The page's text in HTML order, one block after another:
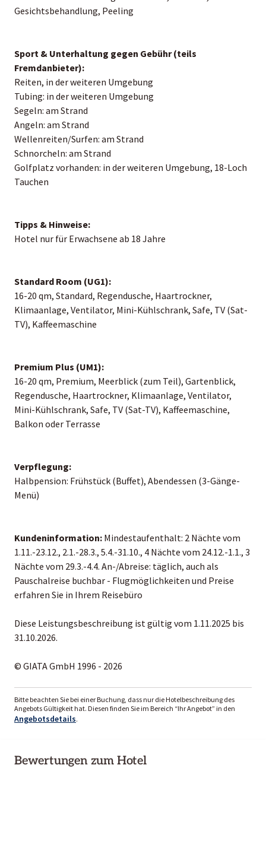
Gesichtsbehandlung, Peeling
Sport & Unterhaltung gegen Gebühr (teils
Fremdanbieter):
Reiten, in der weiteren Umgebung
Tubing: in der weiteren Umgebung
Segeln: am Strand
Angeln: am Strand
Wellenreiten/Surfen: am Strand
Schnorcheln: am Strand
Golfplatz vorhanden: in der weiteren Umgebung, 18-Loch
Tauchen
Tipps & Hinweise:
Hotel nur für Erwachsene ab 18 Jahre
Standard Room (UG1):
16-20 qm, Standard, Regendusche, Haartrockner,
Klimaanlage, Ventilator, Mini-Kühlschrank, Safe, TV (Sat-
TV), Kaffeemaschine
Premium Plus (UM1):
16-20 qm, Premium, Meerblick (zum Teil), Gartenblick,
Regendusche, Haartrockner, Klimaanlage, Ventilator,
Mini-Kühlschrank, Safe, TV (Sat-TV), Kaffeemaschine,
Balkon oder Terrasse
Verpflegung:
Halbpension: Frühstück (Buffet), Abendessen (3-Gänge-
Menü)
Kundeninformation: Mindestaufenthalt: 2 Nächte vom
1.11.-23.12., 2.1.-28.3., 5.4.-31.10., 4 Nächte vom 24.12.-1.1., 3
Nächte vom 29.3.-4.4. An-/Abreise: täglich, auch als
Pauschalreise buchbar - Flugmöglichkeiten und Preise
erfahren Sie in Ihrem Reisebüro
Diese Leistungsbeschreibung ist gültig vom 1.11.2025 bis
31.10.2026.
© GIATA GmbH 1996 - 2026
Bitte beachten Sie bei einer Buchung, dass nur die Hotelbeschreibung des
Angebots Gültigkeit hat. Diesen finden Sie im Bereich “Ihr Angebot” in den
Angebotsdetails.
Bewertungen zum Hotel